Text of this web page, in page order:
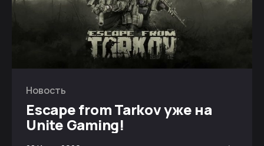
Новость
Escape from Tarkov уже на
Unite Gaming!